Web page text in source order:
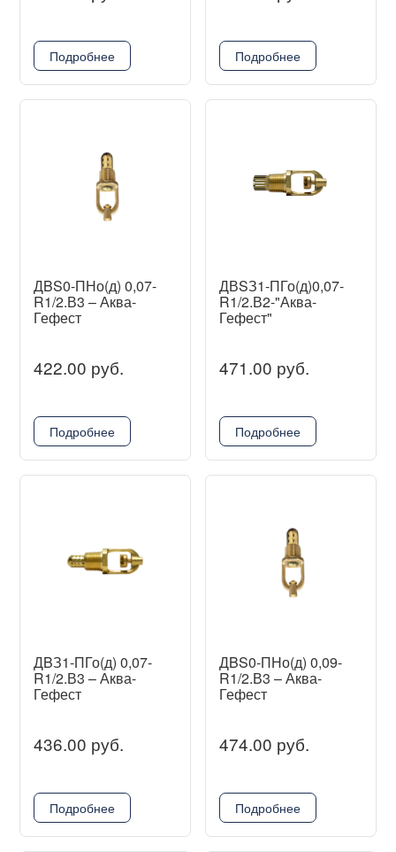
Подробнее Подробнее
ДBS0-ПНо(д) 0,07-
R1/2.В3 – Аква-
Гефест
422.00 руб.
Подробнее
ДВSЗ1-ПГо(д)0,07-
R1/2.В2-"Аква-
Гефест"
471.00 руб.
Подробнее
ДBЗ1-ПГо(д) 0,07-
R1/2.В3 – Аква-
Гефест
436.00 руб.
Подробнее
ДBS0-ПНо(д) 0,09-
R1/2.В3 – Аква-
Гефест
474.00 руб.
Подробнее